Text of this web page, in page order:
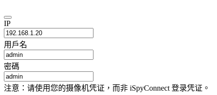
IP
用戶名
密碼
注意：请使用您的摄像机凭证，而非 iSpyConnect 登录凭证。